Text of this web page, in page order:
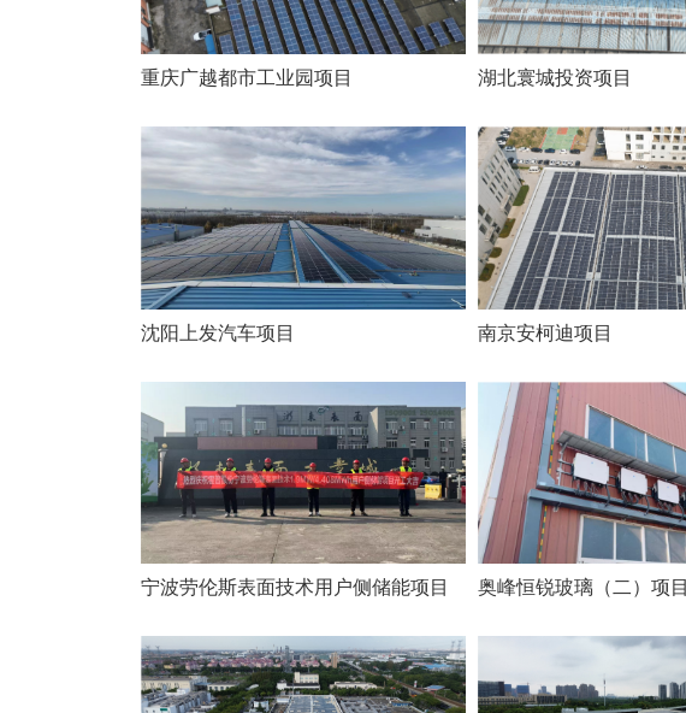
重庆广越都市工业园项目 湖北寰城投资项目
沈阳上发汽车项目 南京安柯迪项目
宁波劳伦斯表⾯技术⽤户侧储能项⽬ 奥峰恒锐玻璃（二）项目